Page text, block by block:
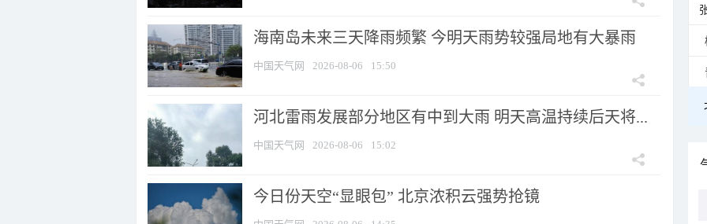
海南岛未来三天降雨频繁 今明天雨势较强局地有大暴雨
中国天气网 2026-08-06 15:50
河北雷雨发展部分地区有中到大雨 明天高温持续后天将...
中国天气网 2026-08-06 15:02
今日份天空“显眼包” 北京浓积云强势抢镜